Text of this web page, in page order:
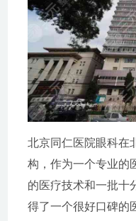
北京同仁医院眼科在
构，作为一个专业的
的医疗技术和一批十
得了一个很好口碑的